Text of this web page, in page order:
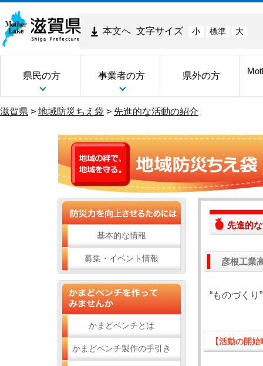
本文へ 文字サイズ 小 標準 大
県民の方 事業者の方 県外の方
滋賀県 > 地域防災ちえ袋 > 先進的な活動の紹介
基本的な情報
募集・イベント情報
かまどベンチとは
かまどベンチ製作の手引き
先進的
彦根工業
“ものづく
【活動の開